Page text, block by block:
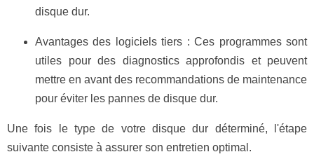
disque dur.
Avantages des logiciels tiers : Ces programmes sont
utiles pour des diagnostics approfondis et peuvent
mettre en avant des recommandations de maintenance
pour éviter les pannes de disque dur.
Une fois le type de votre disque dur déterminé, l'étape
suivante consiste à assurer son entretien optimal.